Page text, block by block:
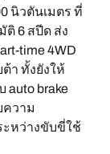
นิวตันเมตร ที่
ติ 6 สปีด ส่ง
time 4WD
า ทั้งยังให้
auto brake
ความ
หว่างขับขี่ใช้